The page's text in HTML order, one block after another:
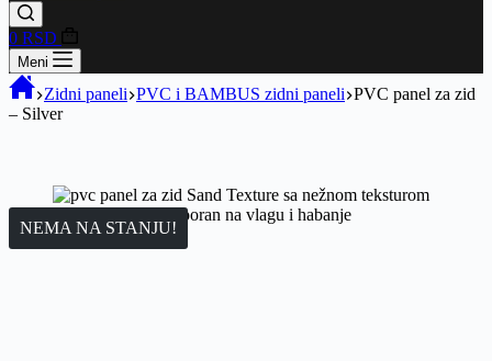
0 RSD
Meni
Zidni paneli PVC i BAMBUS zidni paneli PVC panel za zid
– Silver
NEMA NA STANJU!